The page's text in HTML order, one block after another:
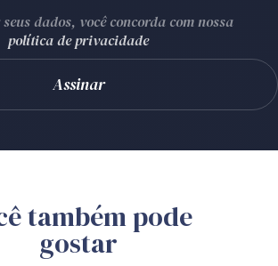
dados, você concorda com nossa
política de privacidade
também pode
gostar